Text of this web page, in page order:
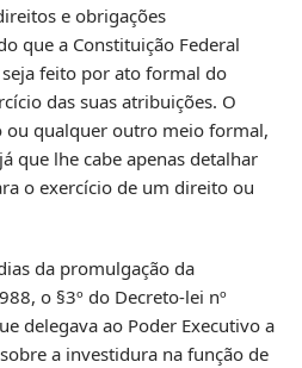
e obrigações
que a Constituição Federal
feito por ato formal do
das suas atribuições. O
ou qualquer outro meio formal,
que lhe cabe apenas detalhar
o exercício de um direito ou
da promulgação da
o §3º do Decreto-lei nº
delegava ao Poder Executivo a
a investidura na função de